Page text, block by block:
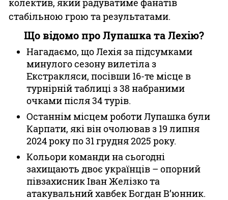
колектив, який радуватиме фанатів
стабільною грою та результатами.
Що відомо про Лупашка та Лехію?
Нагадаємо, що Лехія за підсумками
минулого сезону вилетіла з
Екстракляси, посівши 16-те місце в
турнірній таблиці з 38 набраними
очками після 34 турів.
Останнім місцем роботи Лупашка були
Карпати, які він очолював з 19 липня
2024 року по 31 грудня 2025 року.
Кольори команди на сьогодні
захищають двоє українців – опорний
півзахисник Іван Желізко та
атакувальний хавбек Богдан В’юнник.